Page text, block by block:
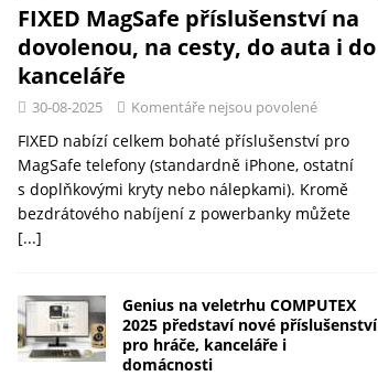
FIXED MagSafe příslušenství na
dovolenou, na cesty, do auta i do
kanceláře
30-08-2025 Komentáře nejsou povolené
FIXED nabízí celkem bohaté příslušenství pro
MagSafe telefony (standardně iPhone, ostatní
s doplňkovými kryty nebo nálepkami). Kromě
bezdrátového nabíjení z powerbanky můžete
[...]
Genius na veletrhu COMPUTEX
2025 představí nové příslušenství
pro hráče, kanceláře i
domácnosti